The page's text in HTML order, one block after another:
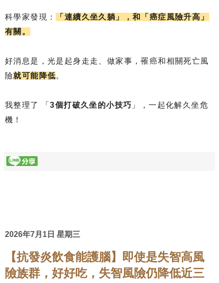
科學家發現：
「連續久坐久躺」，和「癌症風險升高」
有關。
好消息是，光是起身走走、做家事，罹癌和相關死亡風
險就可能降低。
我整理了 「3個打破久坐的小技巧 」，一起化解久坐危
機！
2026年7月1日 星期三
【抗發炎飲食能護腦】即使是失智高風
險族群，好好吃，失智風險仍降低近三